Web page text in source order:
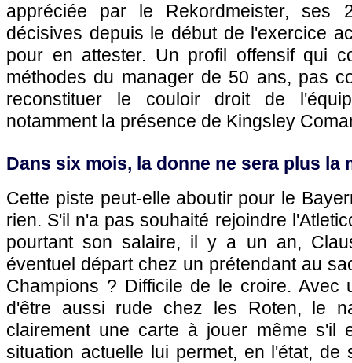
appréciée par le Rekordmeister,
décisives depuis le début de l'exercice
pour en attester. Un profil offensif qui
méthodes du manager de 50 ans, pas
reconstituer le couloir droit de
notamment la présence de Kingsley
Dans six mois, la donne ne sera plus la
Cette piste peut-elle aboutir pour le
rien. S'il n'a pas souhaité rejoindre
pourtant son salaire, il y a un an,
éventuel départ chez un prétendant au
Champions ? Difficile de le croire. Avec
d'être aussi rude chez les Roten, le
clairement une carte à jouer même s'il
situation actuelle lui permet, en l'état, de